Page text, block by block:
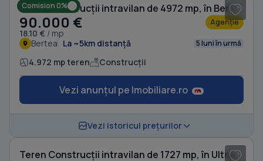
Comision 0% Teren Construcții intravilan de 4972 mp, în Bertea
90.000 €
18.10 € / mp
Agenție
Bertea La ~5km distanță 5 luni în urmă
4.972 mp teren Construcții
Vezi anunțul pe Imobiliare.ro
Vezi istoricul prețurilor
Teren Construcții intravilan de 1727 mp, în Ultracentral